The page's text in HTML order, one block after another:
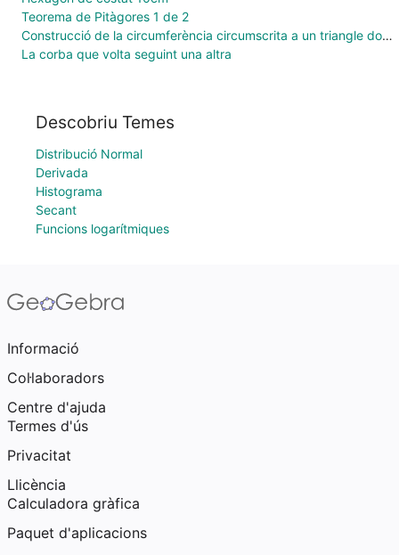
Teorema de Pitàgores 1 de 2
Construcció de la circumferència circumscrita a un triangle donat
La corba que volta seguint una altra
Descobriu Temes
Distribució Normal
Derivada
Histograma
Secant
Funcions logarítmiques
Informació
Col·laboradors
Centre d'ajuda
Termes d'ús
Privacitat
Llicència
Calculadora gràfica
Paquet d'aplicacions